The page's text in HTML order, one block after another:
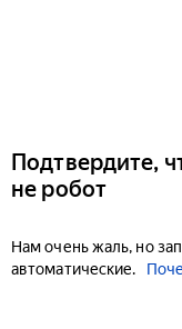
Подтвердите,
не робот
Нам очень жаль, но
автоматические.